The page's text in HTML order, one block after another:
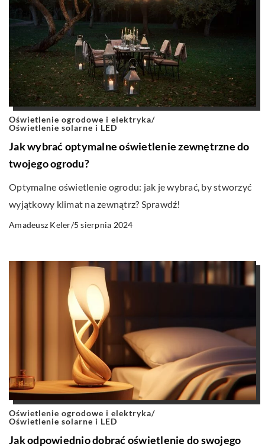
Oświetlenie ogrodowe i elektryka/
Oświetlenie solarne i LED
Jak wybrać optymalne oświetlenie zewnętrzne do
twojego ogrodu?
Optymalne oświetlenie ogrodu: jak je wybrać, by stworzyć
wyjątkowy klimat na zewnątrz? Sprawdź!
Amadeusz Keler/5 sierpnia 2024
Oświetlenie ogrodowe i elektryka/
Oświetlenie solarne i LED
Jak odpowiednio dobrać oświetlenie do swojego